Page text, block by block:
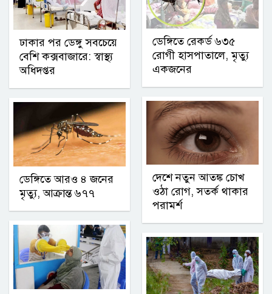
ঢাকার পর ডেঙ্গু সবচেয়ে
বেশি কক্সবাজারে: স্বাস্থ্য
অধিদপ্তর
ডেঙ্গিতে আরও ৪ জনের
মৃত্যু, আক্রান্ত ৬৭৭
ডেঙ্গিতে রেকর্ড ৬৩৫
রোগী হাসপাতালে, মৃত্যু
একজনের
দেশে নতুন আতঙ্ক চোখ
ওঠা রোগ, সতর্ক থাকার
পরামর্শ